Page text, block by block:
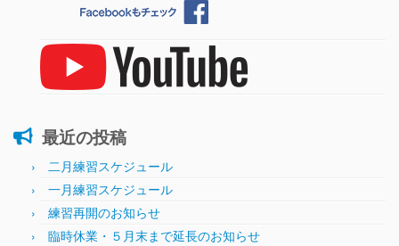
最近の投稿
二月練習スケジュール
一月練習スケジュール
練習再開のお知らせ
臨時休業・５月末まで延長のお知らせ